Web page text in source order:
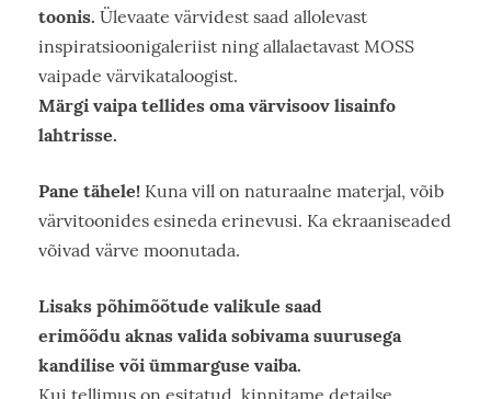
toonis. Ülevaate värvidest saad allolevast
inspiratsioonigaleriist ning allalaetavast MOSS
vaipade värvikataloogist.
Märgi vaipa tellides oma värvisoov lisainfo
lahtrisse.
Pane tähele! Kuna vill on naturaalne materjal, võib
värvitoonides esineda erinevusi. Ka ekraaniseaded
võivad värve moonutada.
Lisaks põhimõõtude valikule saad
erimõõdu aknas valida sobivama suurusega
kandilise või ümmarguse vaiba.